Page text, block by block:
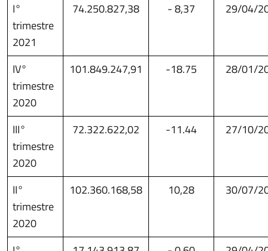
I°
trimestre
2021
74.250.827,38 - 8,37 29/04/
IV°
trimestre
2020
101.849.247,91 -18.75 28/01/
III°
trimestre
2020
72.322.622,02 -11.44 27/10/
II°
trimestre
2020
102.360.168,58 10,28 30/07/